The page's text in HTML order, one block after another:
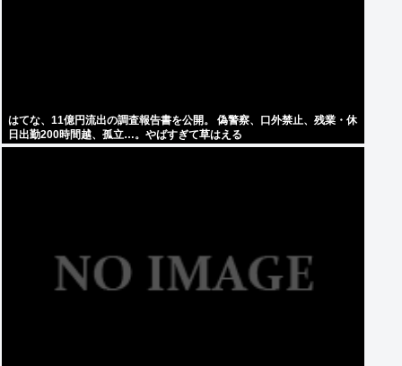
はてな、11億円流出の調査報告書を公開。 偽警察、口外禁止、残業・休
日出勤200時間越、孤立…。やばすぎて草はえる